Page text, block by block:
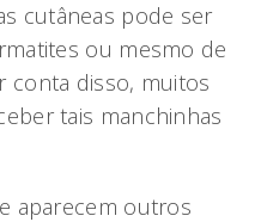
cutâneas pode ser
ou mesmo de
conta disso, muitos
tais manchinhas
aparecem outros